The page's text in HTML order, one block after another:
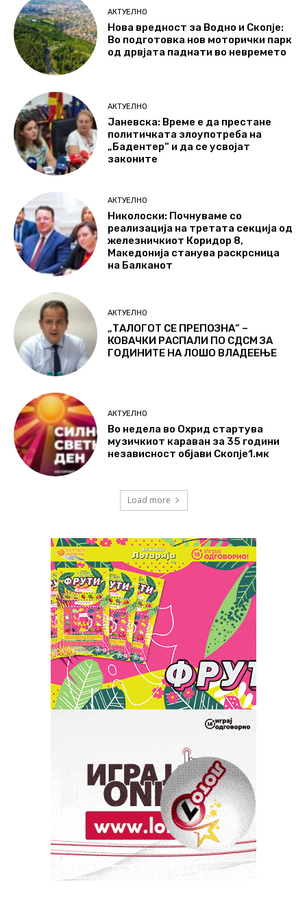
АКТУЕЛНО
Нова вредност за Водно и Скопје:
Во подготовка нов моторички парк
од дрвјата паднати во невремето
АКТУЕЛНО
Јаневска: Време е да престане
политичката злоупотреба на
„Бадентер“ и да се усвојат
законите
АКТУЕЛНО
Николоски: Почнуваме со
реализација на третата секција од
железничкиот Коридор 8,
Македонија станува раскрсница
на Балканот
АКТУЕЛНО
„ТАЛОГОТ СЕ ПРЕПОЗНА“ –
КОВАЧКИ РАСПАЛИ ПО СДСМ ЗА
ГОДИНИТЕ НА ЛОШО ВЛАДЕЕЊЕ
АКТУЕЛНО
Во недела во Охрид стартува
музичкиот караван за 35 години
независност објави Скопје1.мк
Load more